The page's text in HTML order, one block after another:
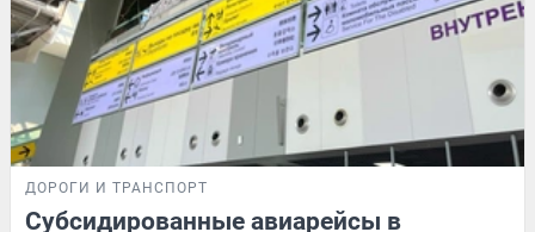
ДОРОГИ И ТРАНСПОРТ
Субсидированные авиарейсы в